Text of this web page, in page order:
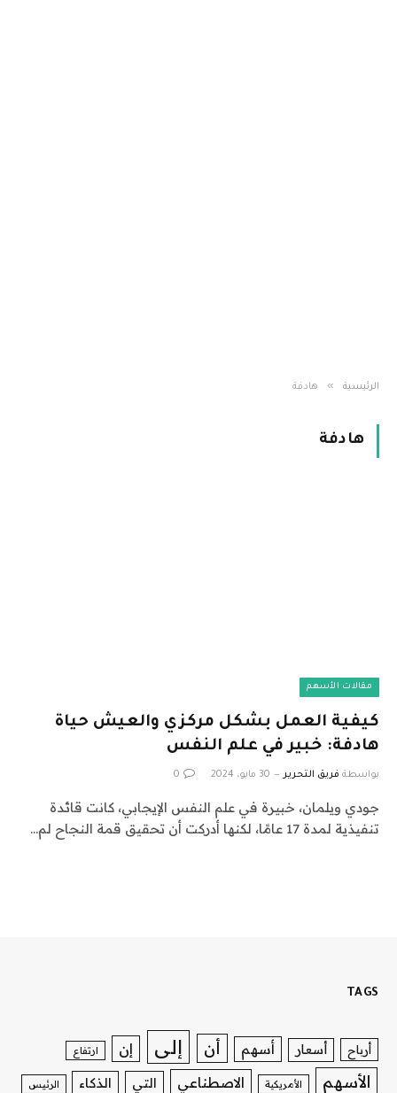
الرئيسية » هادفة
هادفة
مقالات الأسهم
كيفية العمل بشكل مركزي والعيش حياة
هادفة: خبير في علم النفس
بواسطة فريق التحرير 30 مايو، 2024 0
جودي ويلمان، خبيرة في علم النفس الإيجابي، كانت قائدة
تنفيذية لمدة 17 عامًا، لكنها أدركت أن تحقيق قمة النجاح لم…
TAGS
أرباح أسعار أسهم أن إلى إن ارتفاع
الأسهم الأمريكية الاصطناعي التي الذكاء الرئيس